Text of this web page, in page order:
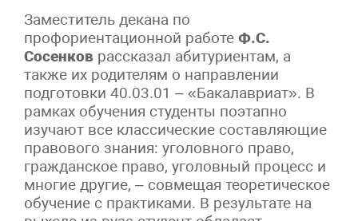
Заместитель декана по
профориентационной работе Ф.С.
Сосенков рассказал абитуриентам, а
также их родителям о направлении
подготовки 40.03.01 – «Бакалавриат». В
рамках обучения студенты поэтапно
изучают все классические составляющие
правового знания: уголовного право,
гражданское право, уголовный процесс и
многие другие, – совмещая теоретическое
обучение с практиками. В результате на